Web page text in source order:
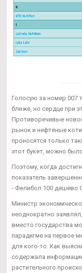
Голосую за номер 007
ближе, но сердце при
Противоречивые
рынок и нефтяные
проносятся только
этот букет, можно было
Поэтому, когда
показатель
- Фелибол 100 дешево
Министр
неоднократно
вместо государства
парадигме на первое
для кого-то. Как
содержала
растительного